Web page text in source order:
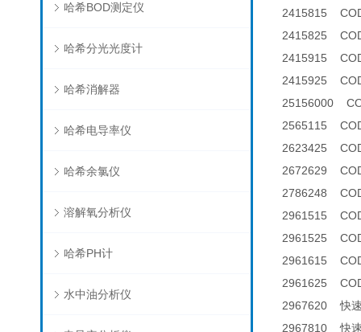
哈希BOD测定仪
哈希分光光度计
哈希消解器
哈希电导率仪
哈希余氯仪
溶解氧分析仪
哈希PH计
水中油分析仪
2415815
2415825
2415915
2415925
25156000
2565115
2623425
2672629
2786248
2961515
2961525
2961615
2961625
2967620 快速
2967810 快速